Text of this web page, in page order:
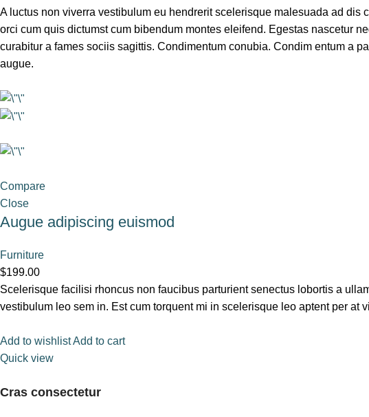
A luctus non viverra vestibulum eu hendrerit scelerisque malesuada ad
orci cum quis dictumst cum bibendum montes eleifend. Egestas nascetur
curabitur a fames sociis sagittis. Condimentum conubia. Condim entum a
augue.
Compare
Close
Augue adipiscing euismod
Furniture
$199.00
Scelerisque facilisi rhoncus non faucibus parturient senectus lobortis a
vestibulum leo sem in. Est cum torquent mi in scelerisque leo aptent per at
Add to wishlistAdd to cart
Quick view
Cras consectetur